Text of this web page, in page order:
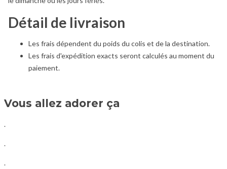
Détail de livraison
Les frais dépendent du poids du colis et de la destination.
Les frais d'expédition exacts seront calculés au moment du
paiement.
Vous allez adorer ça
.
.
.